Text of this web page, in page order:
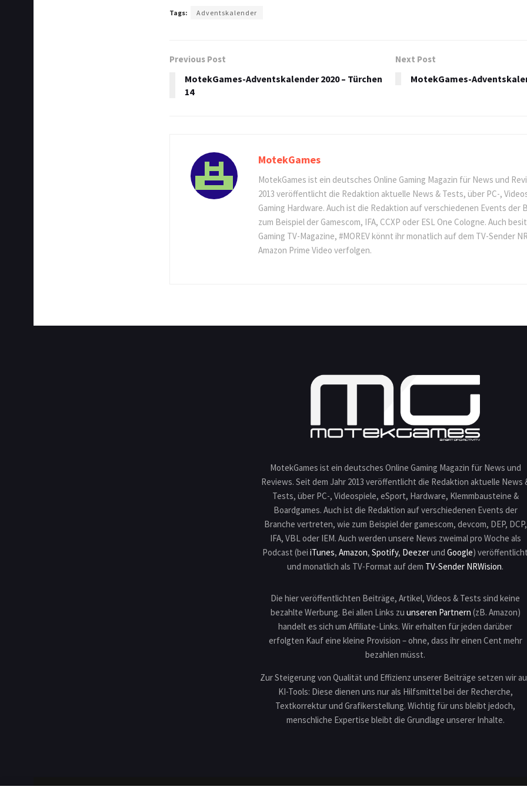
Tags: Adventskalender
Previous Post
MotekGames-Adventskalender 2020 – Türchen
14
Next Post
MotekGames-
MotekGames
MotekGames ist ein deutsches Online Gaming Magazin für News und
2013 veröffentlicht die Redaktion aktuelle News & Tests, über PC-,
Gaming Hardware. Auch ist die Redaktion auf verschiedenen Events
zum Beispiel der Gamescom, IFA, CCXP oder ESL One Cologne. Auch
Gaming TV-Magazine, #MOREV könnt ihr monatlich auf dem TV-Sender
Amazon Prime Video verfolgen.
MotekGames ist ein deutsches Online Gaming Magazin für News und
Reviews. Seit dem Jahr 2013 veröffentlicht die Redaktion aktuelle News
Tests, über PC-, Videospiele, eSport, Hardware, Klemmbausteine &
Boardgames. Auch ist die Redaktion auf verschiedenen Events der
Branche vertreten, wie zum Beispiel der gamescom, devcom, DEP, DCP,
IFA, VBL oder IEM. Auch werden unsere News zweimal pro Woche als
Podcast (bei iTunes, Amazon, Spotify, Deezerund Google)
und monatlich als TV-Format auf dem TV-Sender NRWision.
Die hier veröffentlichten Beiträge, Artikel, Videos & Tests sind keine
bezahlte Werbung. Bei allen Links zu unseren Partnern (zB. Amazon)
handelt es sich um Affiliate-Links. Wir erhalten für jeden darüber
erfolgten Kauf eine kleine Provision – ohne, dass ihr einen Cent mehr
bezahlen müsst.
Zur Steigerung von Qualität und Effizienz unserer Beiträge setzen wir
KI-Tools: Diese dienen uns nur als Hilfsmittel bei der Recherche,
Textkorrektur und Grafikerstellung. Wichtig für uns bleibt jedoch,
menschliche Expertise bleibt die Grundlage unserer Inhalte.